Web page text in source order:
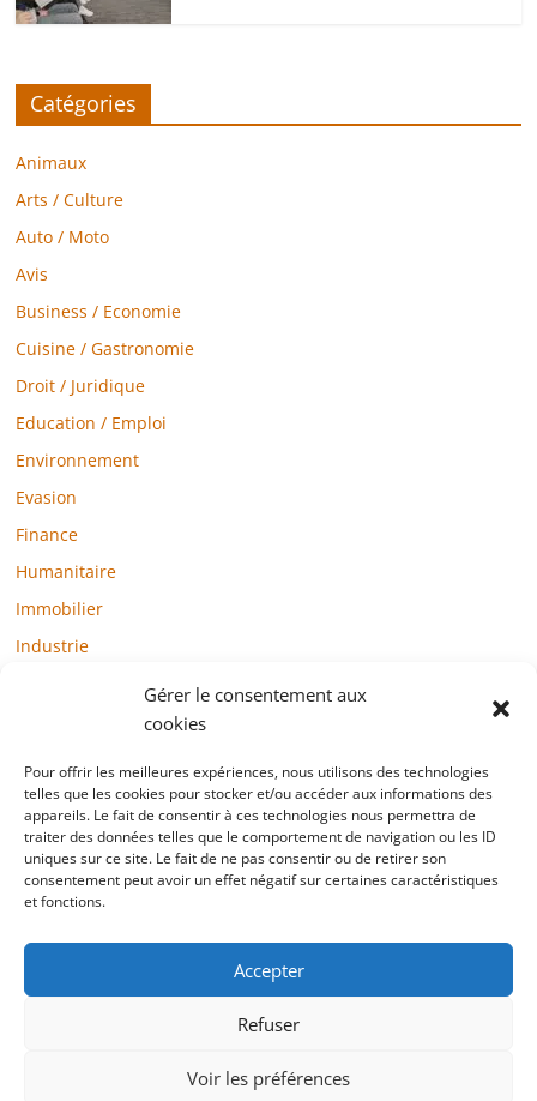
Gérer le consentement aux
cookies
Pour offrir les meilleures expériences, nous utilisons des technologies
telles que les cookies pour stocker et/ou accéder aux informations des
appareils. Le fait de consentir à ces technologies nous permettra de
traiter des données telles que le comportement de navigation ou les ID
uniques sur ce site. Le fait de ne pas consentir ou de retirer son
consentement peut avoir un effet négatif sur certaines caractéristiques
et fonctions.
Accepter
Refuser
Voir les préférences
Catégories
Animaux
Arts / Culture
Auto / Moto
Avis
Business / Economie
Cuisine / Gastronomie
Droit / Juridique
Education / Emploi
Environnement
Evasion
Finance
Humanitaire
Immobilier
Industrie
Mode / Beauté / Bien-être
Santé
Société
Sports
Technologie / Internet
Mentions légales